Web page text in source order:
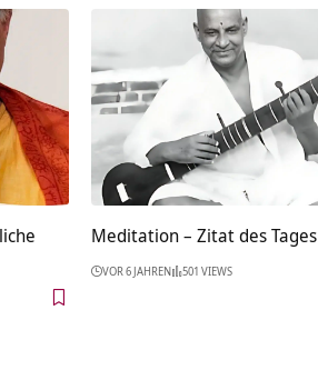
Meditation – Zitat des Tages
VOR 6 JAHREN 501 VIEWS